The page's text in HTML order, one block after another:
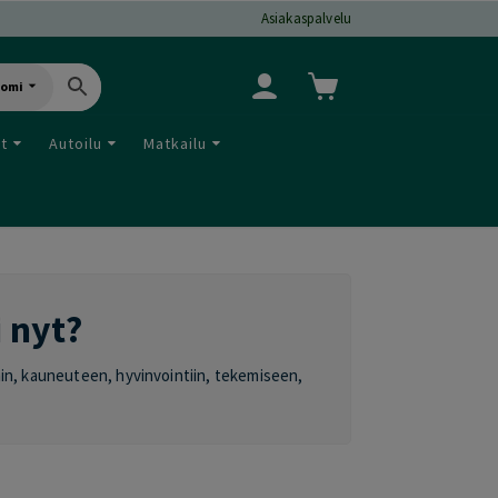
Asiakaspalvelu
Autoilu Matkailu
kauneuteen, hyvinvointiin, tekemiseen,